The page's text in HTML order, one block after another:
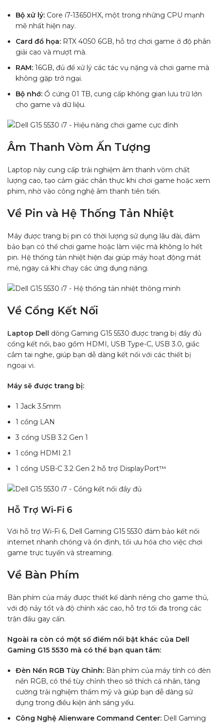
Bộ xử lý: Core i7-13650HX, một trong những CPU mạnh
mẽ nhất hiện nay.
Card đồ họa: RTX 4050 6GB, hỗ trợ chơi game ở độ phân
giải cao và mượt mà.
RAM: 16GB, đủ để xử lý các tác vụ nặng và chơi game mà
không gặp trở ngại.
Bộ nhớ: Ổ cứng 01 TB, cung cấp không gian lưu trữ lớn
cho game và dữ liệu.
Âm Thanh Vòm Ấn Tượng
Laptop này cung cấp trải nghiệm âm thanh vòm chất
lượng cao, tạo cảm giác chân thực khi chơi game hoặc xem
phim, nhờ vào công nghệ âm thanh tiên tiến.
Về Pin và Hệ Thống Tản Nhiệt
Máy được trang bị pin có thời lượng sử dụng lâu dài, đảm
bảo bạn có thể chơi game hoặc làm việc mà không lo hết
pin. Hệ thống tản nhiệt hiện đại giúp máy hoạt động mát
mẻ, ngay cả khi chạy các ứng dụng nặng.
Về Cổng Kết Nối
Laptop Dell dòng Gaming G15 5530 được trang bị đầy đủ
cổng kết nối, bao gồm HDMI, USB Type-C, USB 3.0, giắc
cắm tai nghe, giúp bạn dễ dàng kết nối với các thiết bị
ngoại vi.
Máy sẽ được trang bị:
1 Jack 3.5mm
1 cổng LAN
3 cổng USB 3.2 Gen 1
1 cổng HDMI 2.1
1 cổng USB-C 3.2 Gen 2 hỗ trợ DisplayPort™
Hỗ Trợ Wi-Fi 6
Với hỗ trợ Wi-Fi 6, Dell Gaming G15 5530 đảm bảo kết nối
internet nhanh chóng và ổn định, tối ưu hóa cho việc chơi
game trực tuyến và streaming.
Về Bàn Phím
Bàn phím của máy được thiết kế dành riêng cho game thủ,
với độ nảy tốt và độ chính xác cao, hỗ trợ tối đa trong các
trận đấu gay cấn.
Ngoài ra còn có một số điểm nổi bật khác của Dell
Gaming G15 5530 mà có thể bạn quan tâm:
Đèn Nền RGB Tùy Chỉnh: Bàn phím của máy tính có đèn
nền RGB, có thể tùy chỉnh theo sở thích cá nhân, tăng
cường trải nghiệm thẩm mỹ và giúp bạn dễ dàng sử
dụng trong điều kiện ánh sáng yếu.
Công Nghệ Alienware Command Center: Dell Gaming